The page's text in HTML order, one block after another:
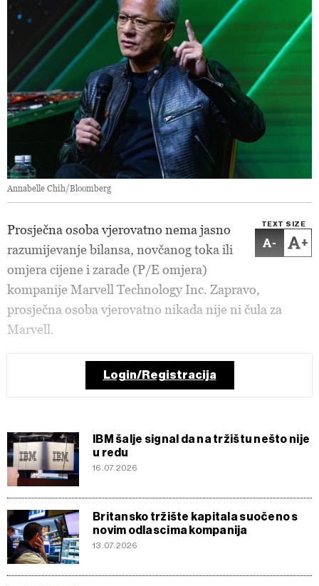
Annabelle Chih/Bloomberg
TEXT SIZE
- +
Prosječna osoba vjerovatno nema jasno
razumijevanje bilansa, novčanog toka ili
omjera cijene i zarade (P/E omjera)
kompanije Marvell Technology Inc. Zapravo,
prosječna osoba vjerovatno nikada nije ni čula za
Marvell.
Login/Registracija
IBM šalje signal da na tržištu nešto nije
u redu
16.07.2026
Britansko tržište kapitala suočeno s
novim odlascima kompanija
13.07.2026